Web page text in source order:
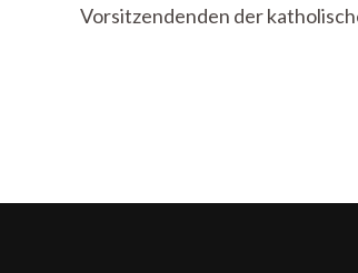
Vorsitzendenden der